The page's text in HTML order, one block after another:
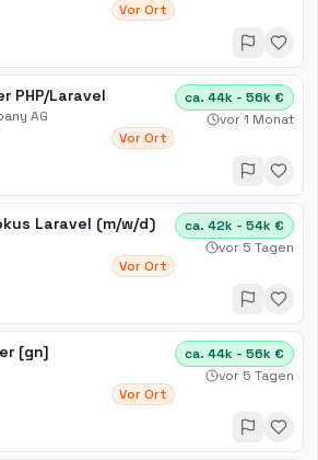
Vor Ort
PHP/Laravel
AG
Vor Ort
ca. 44k - 56k €
vor 1 Monat
Laravel (m/w/d)
Vor Ort
ca. 42k - 54k €
vor 5 Tagen
[gn]
Vor Ort
ca. 44k - 56k €
vor 5 Tagen